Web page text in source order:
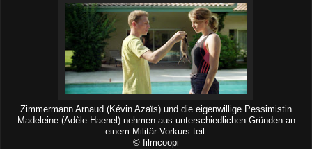
Zimmermann Arnaud (Kévin Azaïs) und die eigenwillige Pessimistin
Madeleine (Adèle Haenel) nehmen aus unterschiedlichen Gründen an
einem Militär-Vorkurs teil.
© filmcoopi